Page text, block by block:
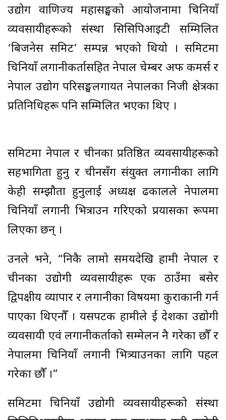
उद्योग वाणिज्य महासङ्घको आयोजनामा चिनियाँ
व्यवसायीहरूको संस्था सिसिपिआइटी सम्मिलित
‘बिजनेस समिट’ सम्पन्न भएको थियो । समिटमा
चिनियाँ लगानीकर्तासहित नेपाल चेम्बर अफ कमर्स र
नेपाल उद्योग परिसङ्घलगायत नेपालका निजी क्षेत्रका
प्रतिनिधिहरू पनि सम्मिलित भएका थिए ।
समिटमा नेपाल र चीनका प्रतिष्ठित व्यवसायीहरूको
सहभागिता हुनु र चीनसँग संयुक्त लगानीका लागि
केही सम्झौता हुनुलाई अध्यक्ष ढकालले नेपालमा
चिनियाँ लगानी भित्राउन गरिएको प्रयासका रूपमा
लिएका छन् ।
उनले भने, “निकै लामो समयदेखि हामी नेपाल र
चीनका उद्योगी व्यवसायीहरू एक ठाउँमा बसेर
द्विपक्षीय व्यापार र लगानीका विषयमा कुराकानी गर्न
पाएका थिएनौँ । यसपटक हामीले दुई देशका उद्योगी
व्यवसायी एवं लगानीकर्ताको सम्मेलन नै गरेका छौँ र
नेपालमा चिनियाँ लगानी भित्र्याउनका लागि पहल
गरेका छौँ ।”
समिटमा चिनियाँ उद्योगी व्यवसायीहरूको संस्था